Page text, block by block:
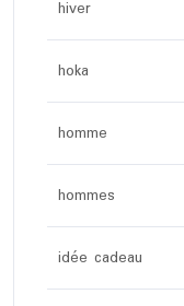
hiver
hoka
homme
hommes
idée cadeau